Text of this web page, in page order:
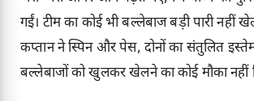
गईं। टीम का कोई भी बल्लेबाज बड़ी पारी नहीं
कप्तान ने स्पिन और पेस, दोनों का संतुलित
बल्लेबाजों को खुलकर खेलने का कोई मौका नहीं